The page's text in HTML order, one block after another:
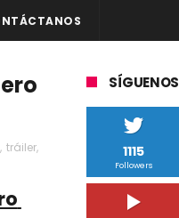
, tráiler,
SÍGUENOS
1115
Followers